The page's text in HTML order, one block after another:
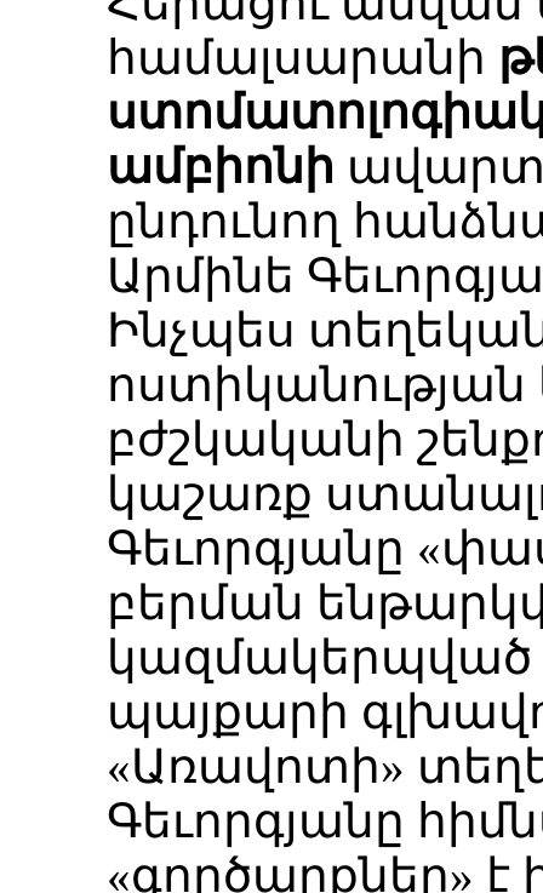
համալսարանի
ամբիոնի
ընդունող
Արմինե
Ինչպես
ոստիկանության
բժշկականի
կաշառք
Գեւորգյանը
բերման
կազմակերպված
պայքարի
«Առավոտի»
Գեւորգյանը
«գործարքներ»